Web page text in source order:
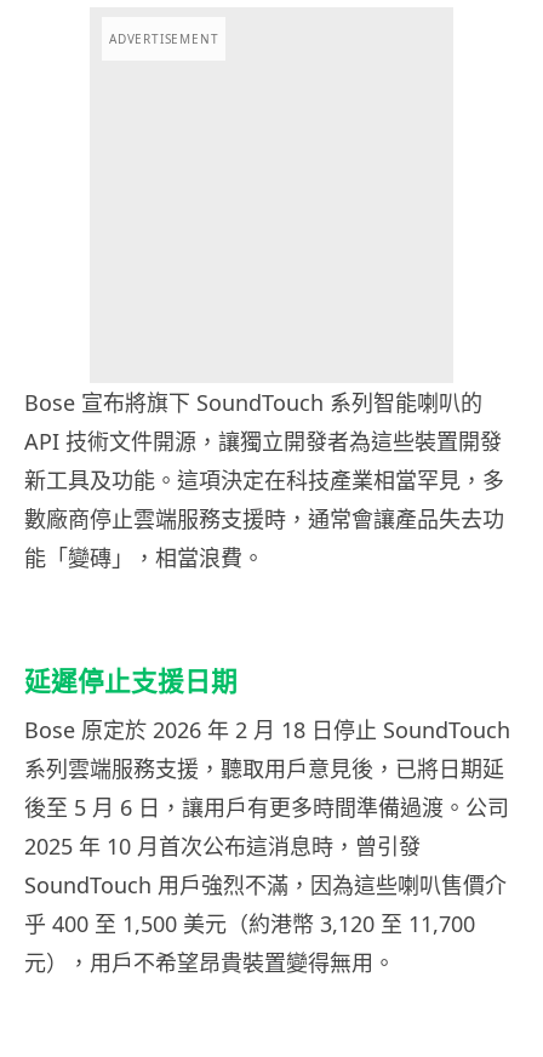
ADVERTISEMENT
Bose 宣布將旗下 SoundTouch 系列智能喇叭的
API 技術文件開源，讓獨立開發者為這些裝置開發
新工具及功能。這項決定在科技產業相當罕見，多
數廠商停止雲端服務支援時，通常會讓產品失去功
能「變磚」，相當浪費。
延遲停止支援日期
Bose 原定於 2026 年 2 月 18 日停止 SoundTouch
系列雲端服務支援，聽取用戶意見後，已將日期延
後至 5 月 6 日，讓用戶有更多時間準備過渡。公司
2025 年 10 月首次公布這消息時，曾引發
SoundTouch 用戶強烈不滿，因為這些喇叭售價介
乎 400 至 1,500 美元（約港幣 3,120 至 11,700
元），用戶不希望昂貴裝置變得無用。